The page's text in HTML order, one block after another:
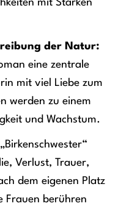
mit Stärken
der Natur:
eine zentrale
mit viel Liebe zum
werden zu einem
und Wachstum.
Verlust, Trauer,
dem eigenen Platz
Frauen berühren